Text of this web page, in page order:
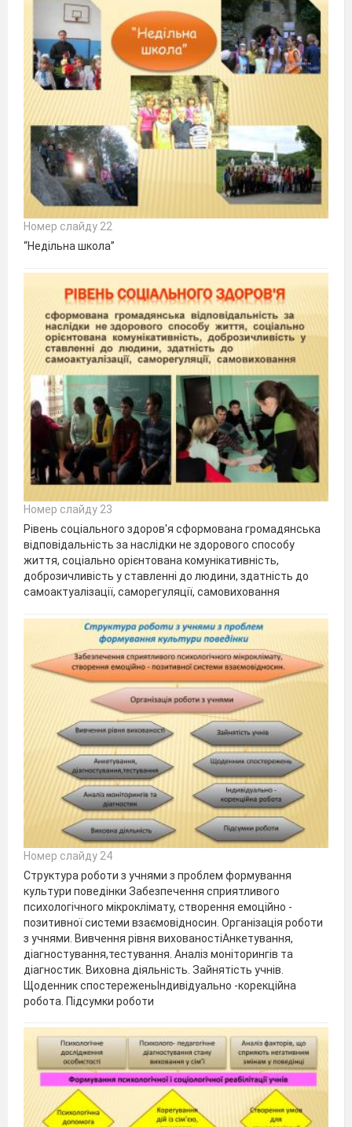
Номер слайду 22
“Недільна школа”
Номер слайду 23
Рівень соціального здоров'я сформована громадянська
відповідальність за наслідки не здорового способу
життя, соціально орієнтована комунікативність,
доброзичливість у ставленні до людини, здатність до
самоактуалізації, саморегуляції, самовиховання
Номер слайду 24
Структура роботи з учнями з проблем формування
культури поведінки Забезпечення сприятливого
психологічного мікроклімату, створення емоційно -
позитивної системи взаємовідносин. Організація роботи
з учнями. Вивчення рівня вихованостіАнкетування,
діагностування,тестування. Аналіз моніторингів та
діагностик. Виховна діяльність. Зайнятість учнів.
Щоденник спостереженьІндивідуально -корекційна
робота. Підсумки роботи